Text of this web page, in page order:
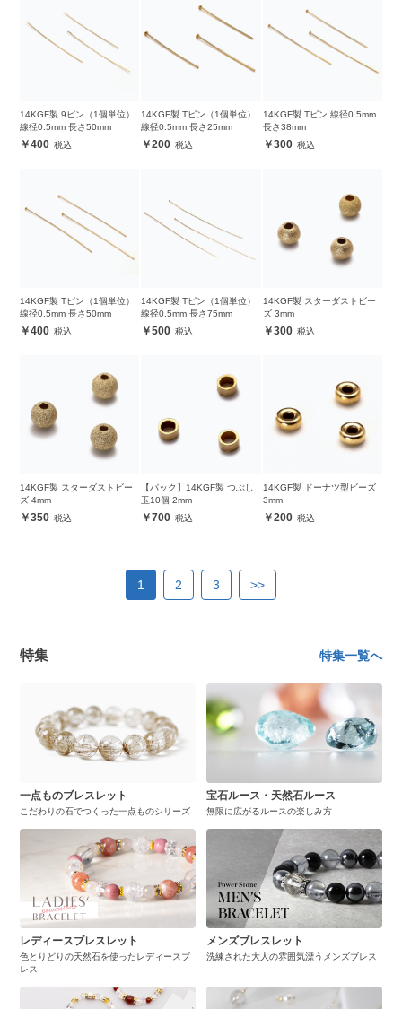
14KGF製 9ピン（1個単位）
線径0.5mm 長さ50mm
400
14KGF製 Tピン（1個単位）
線径0.5mm 長さ25mm
200
14KGF製 Tピン 線径0.5mm
長さ38mm
300
14KGF製 Tピン（1個単位）
線径0.5mm 長さ50mm
400
14KGF製 Tピン（1個単位）
線径0.5mm 長さ75mm
500
14KGF製 スターダストビー
ズ 3mm
300
14KGF製 スターダストビー
ズ 4mm
350
【パック】14KGF製 つぶし
玉10個 2mm
700
14KGF製 ドーナツ型ビーズ
3mm
200
1 2 3 >>
特集 特集一覧へ
一点ものブレスレット
こだわりの石でつくった一点ものシリーズ
宝石ルース・天然石ルース
無限に広がるルースの楽しみ方
レディースブレスレット
色とりどりの天然石を使ったレディースブ
レス
メンズブレスレット
洗練された大人の雰囲気漂うメンズブレス